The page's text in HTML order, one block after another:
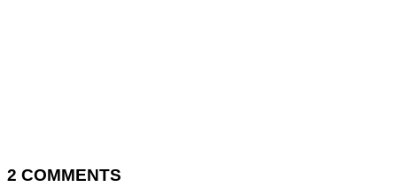
2 COMMENTS